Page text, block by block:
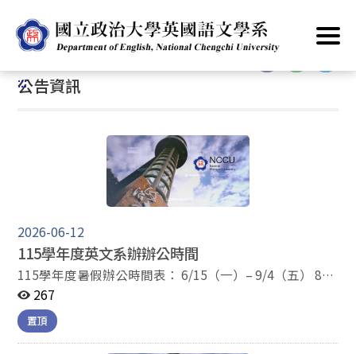
到
主
要
內
首頁 公告資訊
:::
公告資訊
2026-06-12
115學年度英文系辦辦公時間
115學年度暑假辦公時間表： 6/15（一）– 9/4（五） 8：
30～12：00，13：30～17：00 7/10（五）、
7/17（五）、7/24（五）、8/7（五）、 8/14（五）共同
暑休，全校不上班 9/7（一）開學，8：30～12：00，
13：30～17：00 英文系辦 06/12/2026
267
置頂